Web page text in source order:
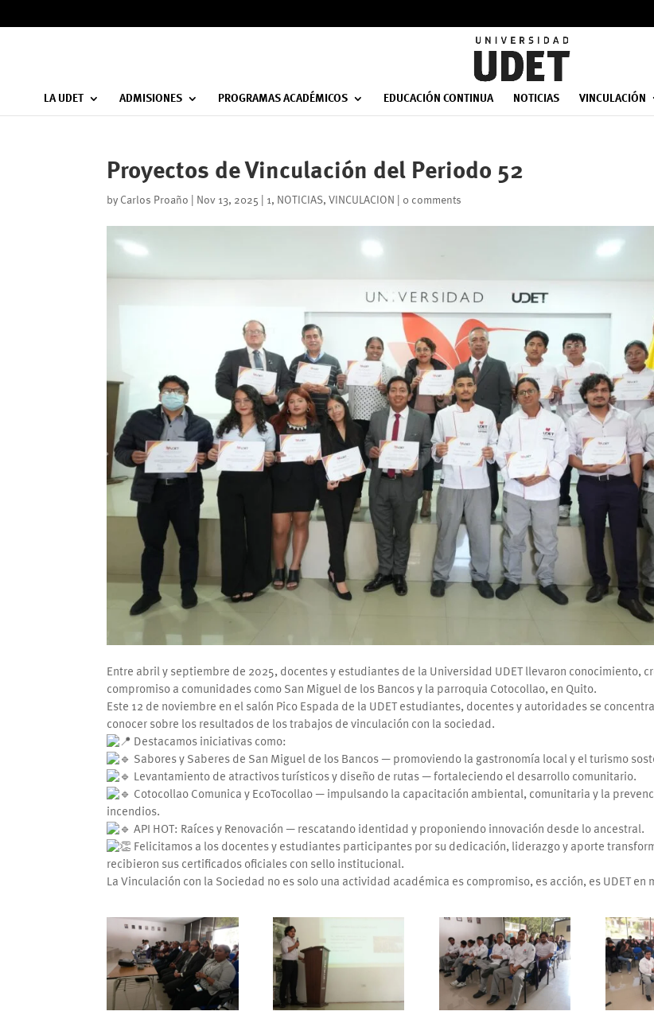
LA UDET ADMISIONES PROGRAMAS ACADÉMICOS EDUCACIÓN CONTINUA NOTICIAS VINCULACIÓN
Proyectos de Vinculación del Periodo 52
by Carlos Proaño Nov 13, 2025 1, NOTICIAS,VINCULACION 0 comments
Entre abril y septiembre de 2025, docentes y estudiantes de la Universidad UDET llevaron conocimiento,
compromiso a comunidades como San Miguel de los Bancos y la parroquia Cotocollao, en Quito.
Este 12 de noviembre en el salón Pico Espada de la UDET estudiantes, docentes y autoridades se
conocer sobre los resultados de los trabajos de vinculación con la sociedad.
Destacamos iniciativas como:
Sabores y Saberes de San Miguel de los Bancos — promoviendo la gastronomía local y el turismo
Levantamiento de atractivos turísticos y diseño de rutas — fortaleciendo el desarrollo comunitario.
Cotocollao Comunica y EcoTocollao — impulsando la capacitación ambiental, comunitaria y la
incendios.
API HOT: Raíces y Renovación — rescatando identidad y proponiendo innovación desde lo ancestral.
Felicitamos a los docentes y estudiantes participantes por su dedicación, liderazgo y aporte
recibieron sus certificados oficiales con sello institucional.
La Vinculación con la Sociedad no es solo una actividad académica es compromiso, es acción, es UDET en